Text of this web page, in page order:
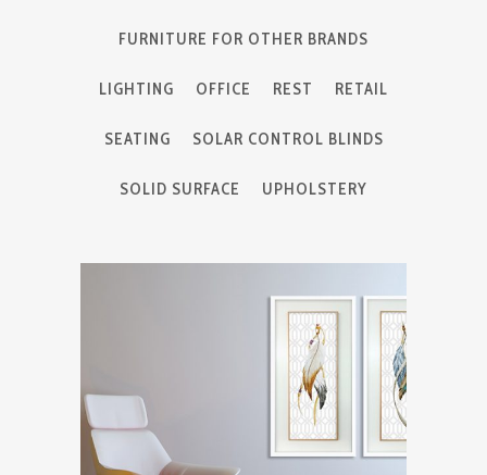
FURNITURE FOR OTHER BRANDS
LIGHTING OFFICE REST RETAIL
SEATING SOLAR CONTROL BLINDS
SOLID SURFACE UPHOLSTERY